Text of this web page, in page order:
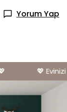
Yorum Yap
💖